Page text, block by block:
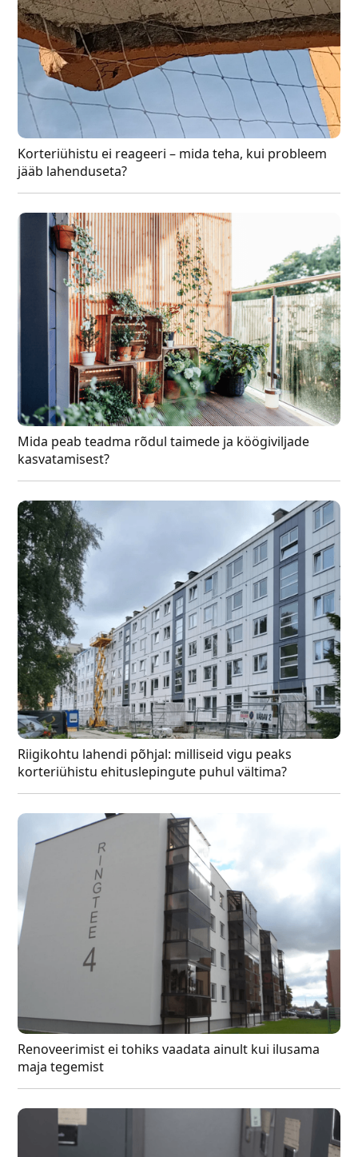
Korteriühistu ei reageeri – mida teha, kui probleem
jääb lahenduseta?
Mida peab teadma rõdul taimede ja köögiviljade
kasvatamisest?
Riigikohtu lahendi põhjal: milliseid vigu peaks
korteriühistu ehituslepingute puhul vältima?
Renoveerimist ei tohiks vaadata ainult kui ilusama
maja tegemist